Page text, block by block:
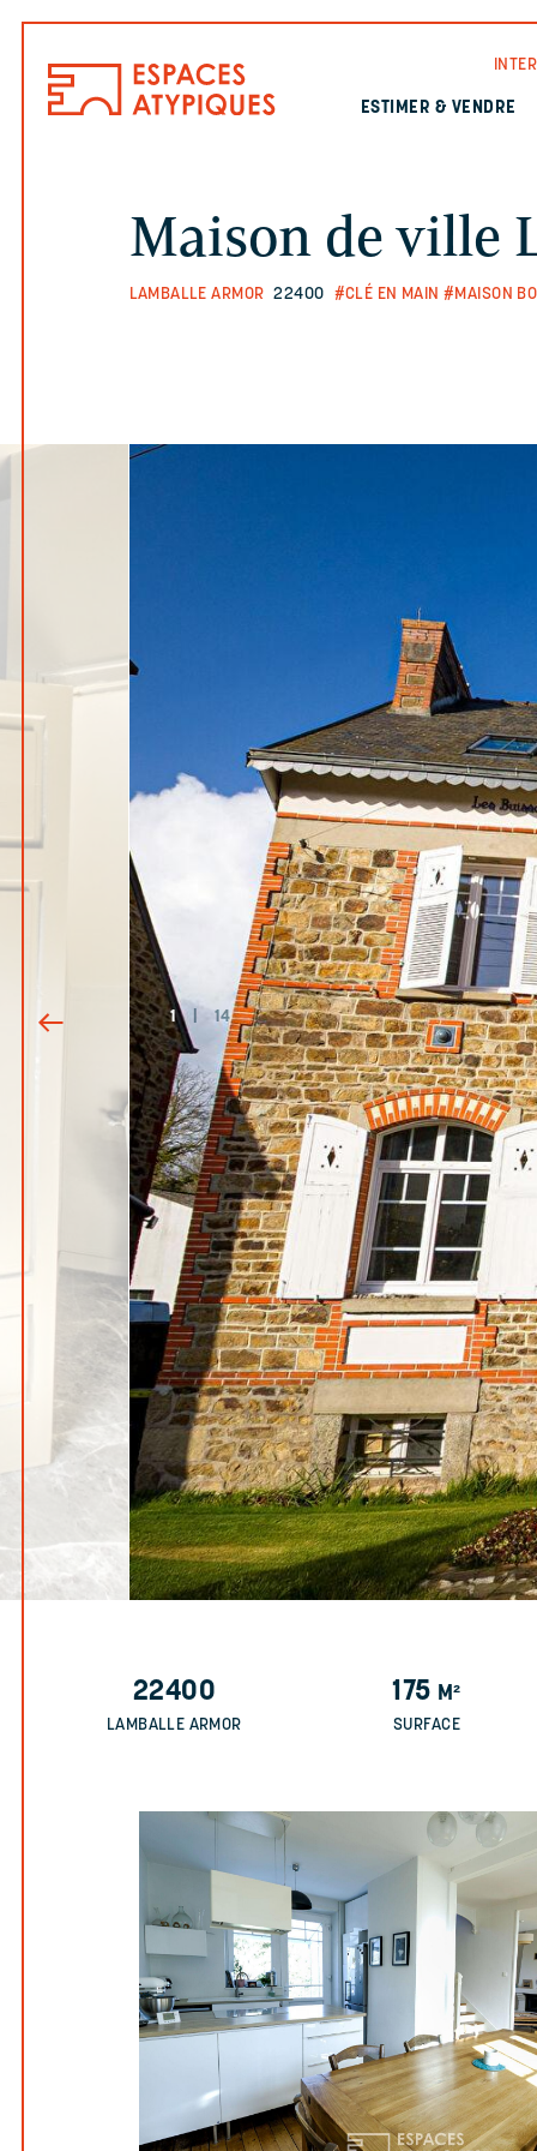
ESTIMER & VENDRE
Maison de ville
LAMBALLE ARMOR 22400 #CLÉ EN MAIN #MAISON
1 14
22400
LAMBALLE ARMOR
175 M²
SURFACE